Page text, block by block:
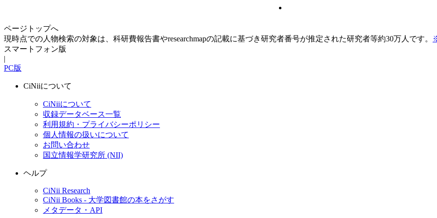
ページトップへ
現時点での人物検索の対象は、科研費報告書やresearchmapの記載に基づき研究者番号が推定された研究者等約30万人です。
スマートフォン版
|
PC版
CiNiiについて
CiNiiについて
収録データベース一覧
利用規約・プライバシーポリシー
個人情報の扱いについて
お問い合わせ
国立情報学研究所 (NII)
ヘルプ
CiNii Research
CiNii Books - 大学図書館の本をさがす
メタデータ・API